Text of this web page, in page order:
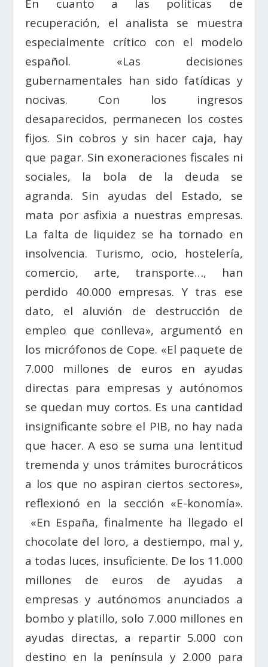
En cuanto a las políticas de
recuperación, el analista se muestra
especialmente crítico con el modelo
español. «Las decisiones
gubernamentales han sido fatídicas y
nocivas. Con los ingresos
desaparecidos, permanecen los costes
fijos. Sin cobros y sin hacer caja, hay
que pagar. Sin exoneraciones fiscales ni
sociales, la bola de la deuda se
agranda. Sin ayudas del Estado, se
mata por asfixia a nuestras empresas.
La falta de liquidez se ha tornado en
insolvencia. Turismo, ocio, hostelería,
comercio, arte, transporte…, han
perdido 40.000 empresas. Y tras ese
dato, el aluvión de destrucción de
empleo que conlleva», argumentó en
los micrófonos de Cope. «El paquete de
7.000 millones de euros en ayudas
directas para empresas y autónomos
se quedan muy cortos. Es una cantidad
insignificante sobre el PIB, no hay nada
que hacer. A eso se suma una lentitud
tremenda y unos trámites burocráticos
a los que no aspiran ciertos sectores»,
reflexionó en la sección «E-konomía».
«En España, finalmente ha llegado el
chocolate del loro, a destiempo, mal y,
a todas luces, insuficiente. De los 11.000
millones de euros de ayudas a
empresas y autónomos anunciados a
bombo y platillo, solo 7.000 millones en
ayudas directas, a repartir 5.000 con
destino en la península y 2.000 para